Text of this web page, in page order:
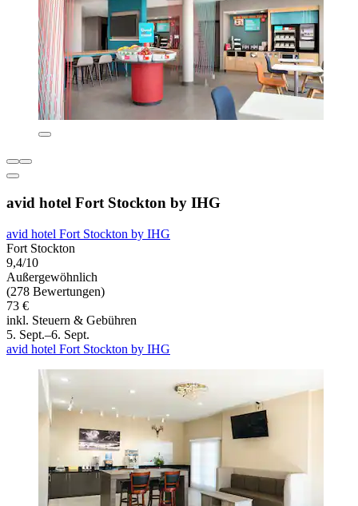
avid hotel Fort Stockton by IHG
avid hotel Fort Stockton by IHG
Fort Stockton
9,4/10
Außergewöhnlich
(278 Bewertungen)
73 €
inkl. Steuern & Gebühren
5. Sept.–6. Sept.
avid hotel Fort Stockton by IHG